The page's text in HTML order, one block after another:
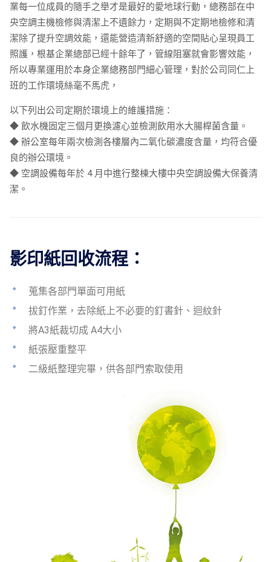
業每一位成員的隨手之舉才是最好的愛地球行動，總務部在中
央空調主機檢修與清潔上不遺餘力，定期與不定期地檢修和清
潔除了提升空調效能，還能營造清新舒適的空間貼心呈現員工
照護，根基企業總部已經十餘年了，管線阻塞就會影響效能，
所以專業運用於本身企業總務部門細心管理，對於公司同仁上
班的工作環境絲毫不馬虎，
以下列出公司定期於環境上的維護措施：
◆ 飲水機固定三個月更換濾心並檢測飲用水大腸桿菌含量。
◆ 辦公室每年兩次檢測各樓層內二氧化碳濃度含量，均符合優
良的辦公環境。
◆ 空調設備每年於 4 月中進行整棟大樓中央空調設備大保養清
潔。
影印紙回收流程：
蒐集各部門單面可用紙
拔釘作業，去除紙上不必要的釘書針、迴紋針
將A3紙裁切成 A4大小
紙張壓重整平
二級紙整理完畢，供各部門索取使用